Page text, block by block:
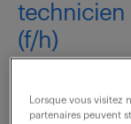
technicien
(f/h)
Merignac
Lorsque vous visitez
partenaires peuvent